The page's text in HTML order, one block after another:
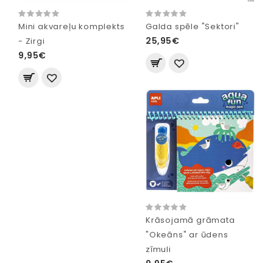
Mini akvareļu komplekts
- Zirgi
9,95€
Galda spēle "Sektori"
25,95€
Krāsojamā grāmata
"Okeāns" ar ūdens
zīmuli